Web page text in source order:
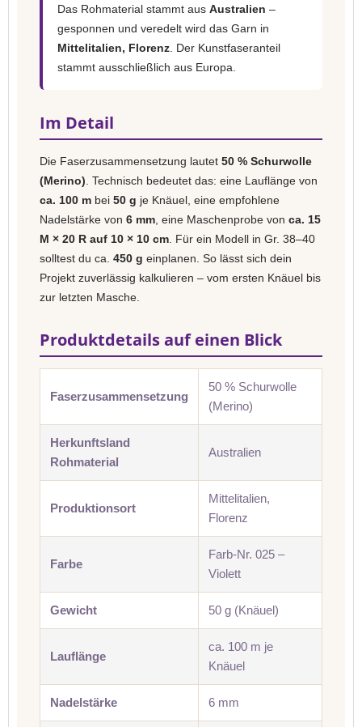
Das Rohmaterial stammt aus Australien –
gesponnen und veredelt wird das Garn in
Mittelitalien, Florenz . Der Kunstfaseranteil
stammt ausschließlich aus Europa.
Im Detail
Die Faserzusammensetzung lautet 50 % Schurwolle
(Merino) . Technisch bedeutet das: eine Lauflänge von
ca. 100 m bei 50 g je Knäuel, eine empfohlene
Nadelstärke von 6 mm , eine Maschenprobe von ca. 15
M × 20 R auf 10 × 10 cm . Für ein Modell in Gr. 38–40
solltest du ca. 450 g einplanen. So lässt sich dein
Projekt zuverlässig kalkulieren – vom ersten Knäuel bis
zur letzten Masche.
Produktdetails auf einen Blick
Faserzusammensetzung
50 % Schurwolle
(Merino)
Herkunftsland
Rohmaterial
Australien
Produktionsort
Mittelitalien,
Florenz
Farbe
Farb-Nr. 025 –
Violett
Gewicht 50 g (Knäuel)
Lauflänge
ca. 100 m je
Knäuel
Nadelstärke 6 mm